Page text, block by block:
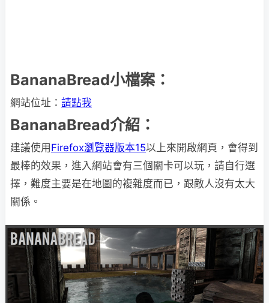
BananaBread小檔案：
網站位址： 請點我
BananaBread介紹：
建議使用 Firefox瀏覽器版本15以上來開啟網頁，會得到
最棒的效果，進入網站會有三個關卡可以玩，請自行選
擇，難度主要是在地圖的複雜度而已，跟敵人沒有太大
關係。